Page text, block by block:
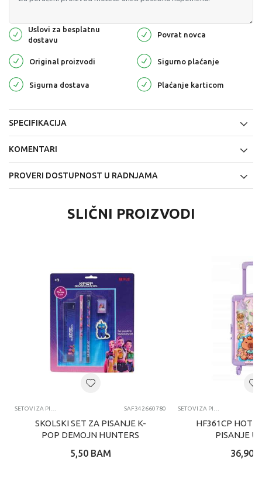
Uslovi za besplatnu
dostavu
Povrat novca
Original proizvodi Sigurno plaćanje
Sigurna dostava Plaćanje karticom
SPECIFIKACIJA
KOMENTARI
PROVERI DOSTUPNOST U RADNJAMA
SLIČNI PROIZVODI
SAF342660780
SKOLSKI SET ZA PISANJE K-
POP DEMOJN HUNTERS
5,50 BAM
HF361CP HOT
PISANJE U
36,90